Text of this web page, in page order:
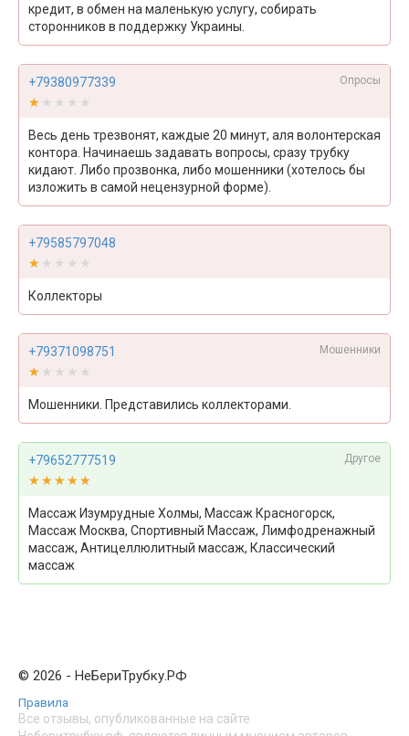
кредит, в обмен на маленькую услугу, собирать
сторонников в поддержку Украины.
+79380977339 Опросы
★★★★★
★★★★★
Весь день трезвонят, каждые 20 минут, аля волонтерская
контора. Начинаешь задавать вопросы, сразу трубку
кидают. Либо прозвонка, либо мошенники (хотелось бы
изложить в самой нецензурной форме).
+79585797048
★★★★★
★★★★★
Коллекторы
+79371098751 Мошенники
★★★★★
★★★★★
Мошенники. Представились коллекторами.
+79652777519 Другое
★★★★★
★★★★★
Массаж Изумрудные Холмы, Массаж Красногорск,
Массаж Москва, Спортивный Массаж, Лимфодренажный
массаж, Антицеллюлитный массаж, Классический
массаж
© 2026 - НеБериТрубку.РФ
Правила
Все отзывы, опубликованные на сайте